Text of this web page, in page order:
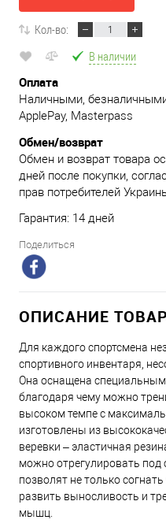
Кол-во:
В наличии
Оплата
Наличными,
ApplePay, Masterpass
Обмен/возврат
Обмен и возврат товара
дней после покупки,
прав потребителей
Гарантия: 14 дней
Поделиться
ОПИСАНИЕ
Для каждого спортсмена
спортивного инвентаря,
Она оснащена
благодаря чему можно
высоком темпе с
изготовлены из
веревки – эластичная
можно отрегулировать под
позволят не только
развить выносливость и
мышц.